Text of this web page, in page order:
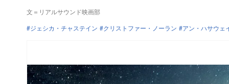
文＝リアルサウンド映画部
ジェシカ・チャステイン
クリストファー・ノーラン アン・ハサウェ